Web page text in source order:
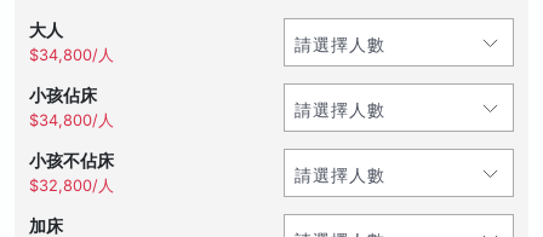
大人
$34,800/人
小孩佔床
$34,800/人
小孩不佔床
$32,800/人
加床